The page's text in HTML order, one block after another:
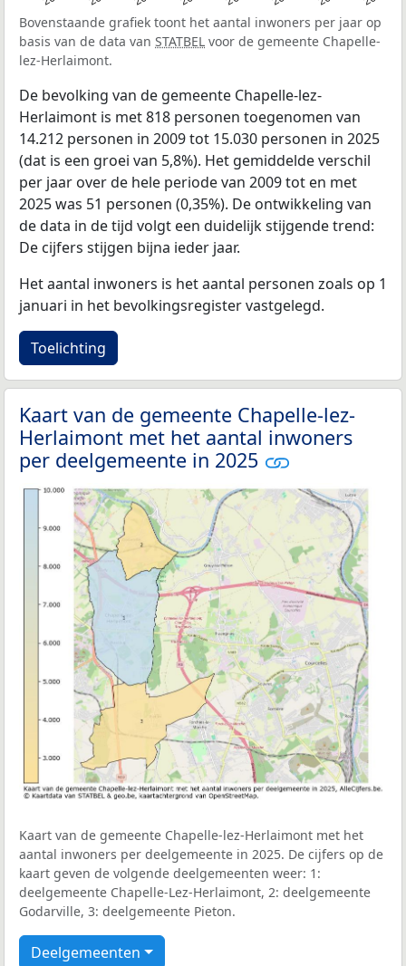
Bovenstaande grafiek toont het aantal inwoners per jaar op
basis van de data van STATBEL voor de gemeente Chapelle-
lez-Herlaimont.
De bevolking van de gemeente Chapelle-lez-
Herlaimont is met 818 personen toegenomen van
14.212 personen in 2009 tot 15.030 personen in 2025
(dat is een groei van 5,8%). Het gemiddelde verschil
per jaar over de hele periode van 2009 tot en met
2025 was 51 personen (0,35%). De ontwikkeling van
de data in de tijd volgt een duidelijk stijgende trend:
De cijfers stijgen bijna ieder jaar.
Het aantal inwoners is het aantal personen zoals op 1
januari in het bevolkingsregister vastgelegd.
Toelichting
Kaart van de gemeente Chapelle-lez-
Herlaimont met het aantal inwoners
per deelgemeente in 2025
Kaart van de gemeente Chapelle-lez-Herlaimont met het
aantal inwoners per deelgemeente in 2025. De cijfers op de
kaart geven de volgende deelgemeenten weer: 1:
deelgemeente Chapelle-Lez-Herlaimont, 2: deelgemeente
Godarville, 3: deelgemeente Pieton.
Deelgemeenten